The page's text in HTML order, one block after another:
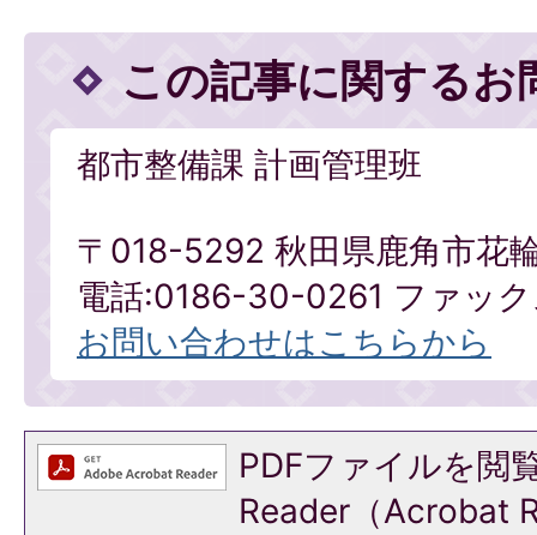
この記事に関するお
都市整備課 計画管理班
〒018-5292 秋田県鹿角市花
電話:0186-30-0261 ファッ
お問い合わせはこちらから
PDFファイルを閲
Reader（Acrobat